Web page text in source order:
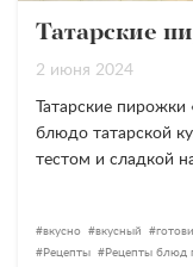
Татарские
2 июня 2024
Татарские
блюдо татарской
тестом и сладкой
вкусно вкусный
Рецепты
Рецепты блюд